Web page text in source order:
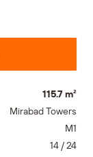
115.7 m²
Mirabad Towers
M1
14 / 24